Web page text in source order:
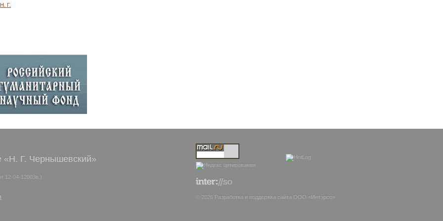
Г.
© 2026 Разработка и поддержка сайта ООО «Интэрсо»
«Н. Г. Чернышевский»
12-04-12003в.)